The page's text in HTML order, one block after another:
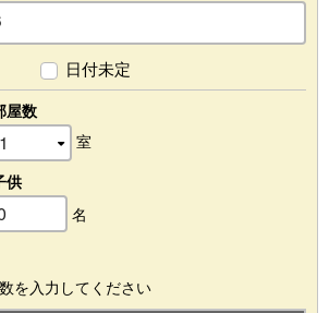
日付未定
屋数
室
供
名
を入力してください